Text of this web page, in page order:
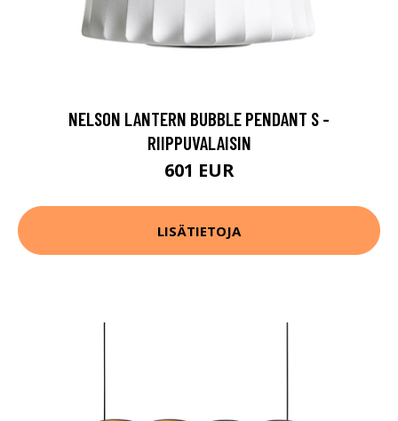
NELSON LANTERN BUBBLE PENDANT S -
RIIPPUVALAISIN
601 EUR
LISÄTIETOJA